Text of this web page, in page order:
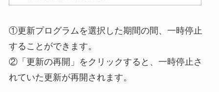
①更新プログラムを選択した期間の間、一時停止
することができます。
②「更新の再開」をクリックすると、一時停止さ
れていた更新が再開されます。